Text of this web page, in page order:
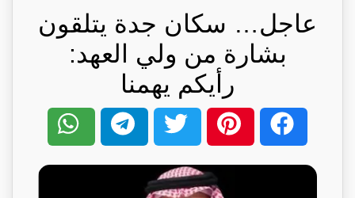
عاجل… سكان جدة يتلقون
بشارة من ولي العهد:
رأيكم يهمنا